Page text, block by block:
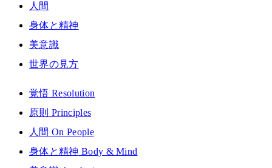
人間
身体と精神
美意識
世界の見方
覚悟 Resolution
原則 Principles
人間 On People
身体と精神 Body & Mind